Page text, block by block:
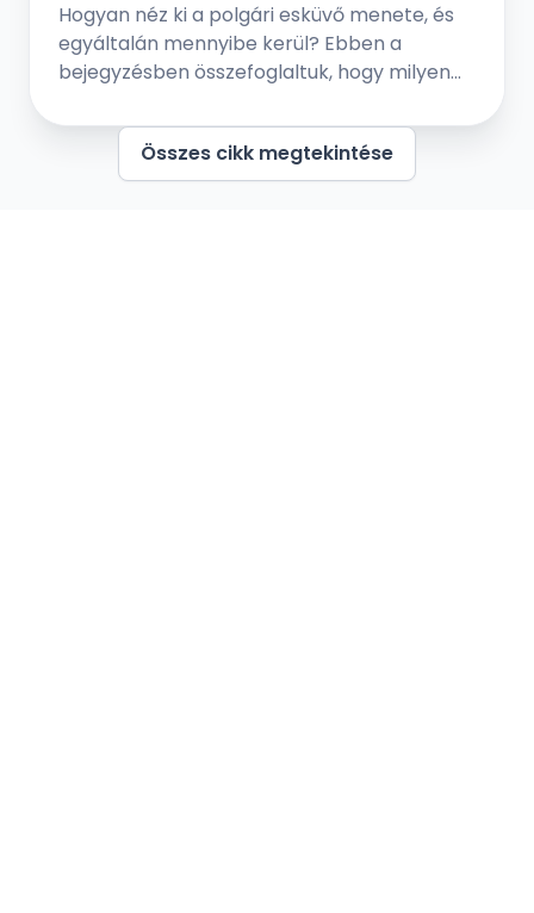
Hogyan néz ki a polgári esküvő menete, és
egyáltalán mennyibe kerül? Ebben a
bejegyzésben összefoglaltuk, hogy milyen
esküvőn kimondhassátok egymásnak a
boldogító igent szeretteitek és barátaitok
társaságában. Nézzük meg melyek a
Összes cikk megtekintése